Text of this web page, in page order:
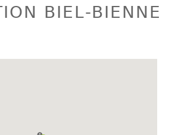
BIEL-BIENNE